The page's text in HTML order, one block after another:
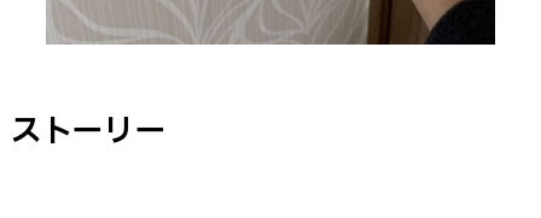
ストーリー